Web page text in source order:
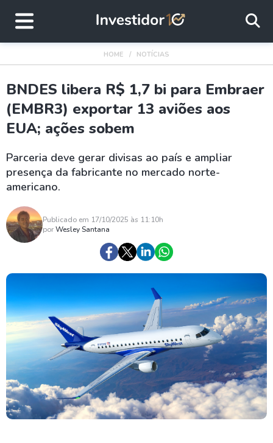
HOME NOTÍCIAS
BNDES libera R$ 1,7 bi para Embraer
(EMBR3) exportar 13 aviões aos
EUA; ações sobem
Parceria deve gerar divisas ao país e ampliar
presença da fabricante no mercado norte-
americano.
Publicado em 17/10/2025 às 11:10h
porWesley Santana